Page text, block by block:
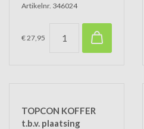
Artikelnr. 346024
€ 27,95
TOPCON KOFFER
t.b.v. plaatsing